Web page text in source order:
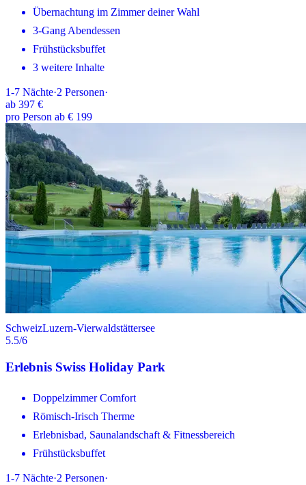
Übernachtung im Zimmer deiner Wahl
3-Gang Abendessen
Frühstücksbuffet
3 weitere Inhalte
1-7 Nächte·2 Personen·
ab 397 €
pro Person ab € 199
SchweizLuzern-Vierwaldstättersee
5.5/6
Erlebnis Swiss Holiday Park
Doppelzimmer Comfort
Römisch-Irisch Therme
Erlebnisbad, Saunalandschaft & Fitnessbereich
Frühstücksbuffet
1-7 Nächte·2 Personen·